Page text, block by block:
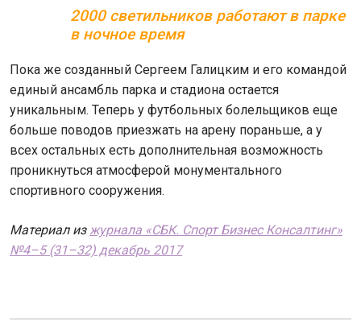
2000 светильников работают в парке
в ночное время
Пока же созданный Сергеем Галицким и его командой
единый ансамбль парка и стадиона остается
уникальным. Теперь у футбольных болельщиков еще
больше поводов приезжать на арену пораньше, а у
всех остальных есть дополнительная возможность
проникнуться атмосферой монументального
спортивного сооружения.
Материал изжурнала «СБК. Спорт Бизнес Консалтинг»
№4–5 (31–32) декабрь 2017